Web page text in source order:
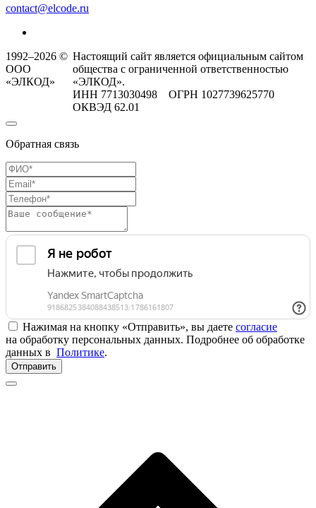
contact@elcode.ru
1992–2026 ©
ООО
«ЭЛКОД»
Настоящий сайт является официальным сайтом
общества с ограниченной ответственностью
«ЭЛКОД».
ИНН 7713030498 ОГРН 1027739625770
ОКВЭД 62.01
Обратная связь
Нажимая на кнопку «Отправить», вы даете согласие
на обработку персональных данных. Подробнее об обработке
данных в Политике.
Отправить